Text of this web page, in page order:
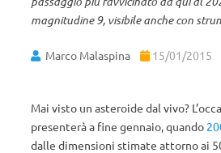
magnitudine 9, visibile anche con
Marco Malaspina 15/01/2015
Mai visto un asteroide dal vivo?
presenterà a fine gennaio, quando
dalle dimensioni stimate attorno ai